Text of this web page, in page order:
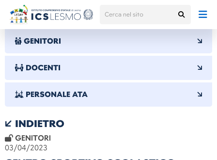
GENITORI
DOCENTI
PERSONALE ATA
INDIETRO
GENITORI
03/04/2023